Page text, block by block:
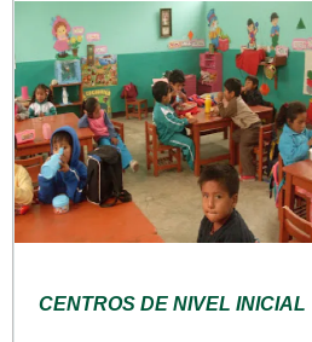
CENTROS DE NIVEL INICIAL